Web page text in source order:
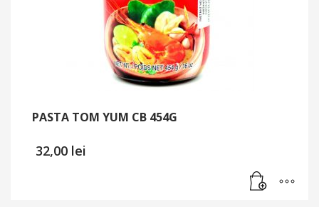
PASTA TOM YUM CB 454G
32,00 lei